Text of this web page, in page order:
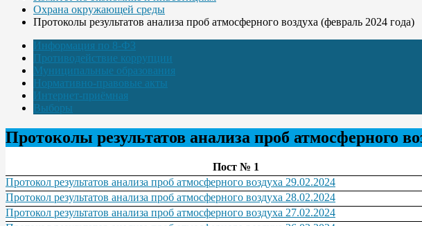
Охрана окружающей среды
Протоколы результатов анализа проб атмосферного воздуха (февраль 2024 года)
Информация по 8-ФЗ
Противодействие коррупции
Муниципальные образования
Нормативно-правовые акты
Интернет-приёмная
Выборы
Протоколы результатов анализа проб атмосферного
Пост № 1
Протокол результатов анализа проб атмосферного воздуха 29.02.2024
Протокол результатов анализа проб атмосферного воздуха 28.02.2024
Протокол результатов анализа проб атмосферного воздуха 27.02.2024